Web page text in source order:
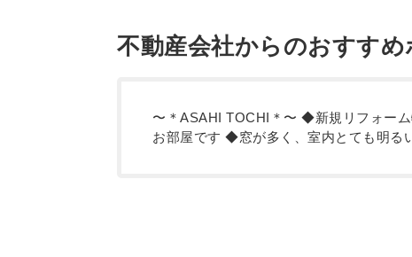
不動産会社からのおすすめ
〜＊ASAHI TOCHI＊〜 ◆新規リフォー
お部屋です ◆窓が多く、室内とても明る